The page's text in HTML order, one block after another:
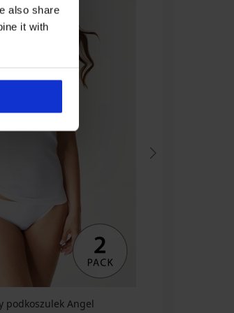
also share
it with
podkoszulek Angel